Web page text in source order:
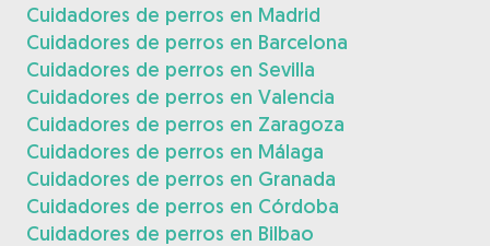
Cuidadores de perros en Madrid
Cuidadores de perros en Barcelona
Cuidadores de perros en Sevilla
Cuidadores de perros en Valencia
Cuidadores de perros en Zaragoza
Cuidadores de perros en Málaga
Cuidadores de perros en Granada
Cuidadores de perros en Córdoba
Cuidadores de perros en Bilbao